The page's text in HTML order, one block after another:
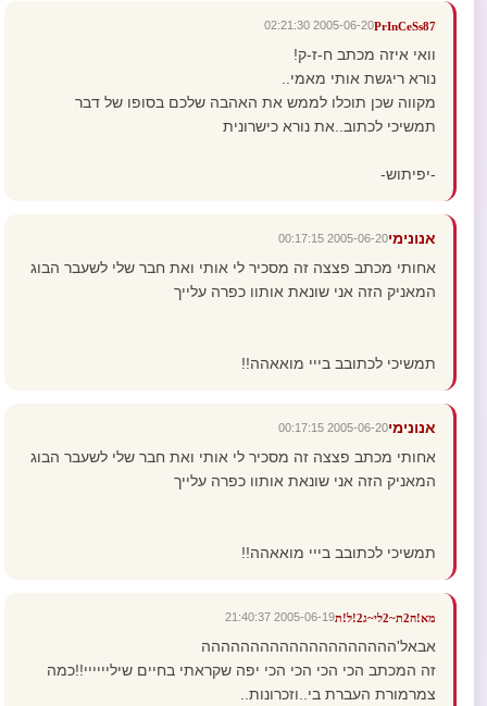
PrInCeSs87
2005-06-20 02:21:30
וואי איזה מכתב ח-ז-ק!
נורא ריגשת אותי מאמי..
מקווה שכן תוכלו לממש את האהבה שלכם בסופו של דבר
תמשיכי לכתוב..את נורא כישרונית
-יפיתוש-
אנונימי2005-06-20 00:17:15
אחותי מכתב פצצה זה מסכיר לי אותי ואת חבר שלי לשעבר הבוג
המאניק הזה אני שונאת אותוו כפרה עלייך
תמשיכי לכתובב בייי מואאהה!!
אנונימי2005-06-20 00:17:15
אחותי מכתב פצצה זה מסכיר לי אותי ואת חבר שלי לשעבר הבוג
המאניק הזה אני שונאת אותוו כפרה עלייך
תמשיכי לכתובב בייי מואאהה!!
מא!ה2ת~2לי~ג2!ל!ת 2005-06-19 21:40:37
אבאל'הההההההההההההההההההה
זה המכתב הכי הכי הכי הכי יפה שקראתי בחיים שיליייייי!!כמה
צמרמורת העברת בי..וזכרונות..